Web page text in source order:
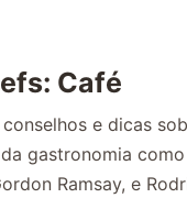
Café
e dicas
gastronomia
Ramsay, e